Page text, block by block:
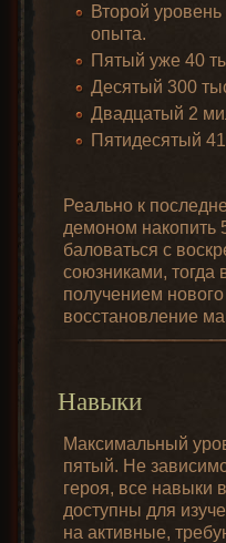
Второй уровень
опыта.
Пятый уже 40
Десятый 300
Двадцатый 2
Пятидесятый
Реально к
демоном накопить
баловаться с
союзниками,
получением
восстановление
Навыки
Максимальный
пятый. Не
героя, все навыки
доступны для
на активные,